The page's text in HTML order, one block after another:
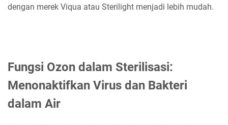
dengan merek Viqua atau Sterilight menjadi lebih mudah.
Fungsi Ozon dalam Sterilisasi:
Menonaktifkan Virus dan Bakteri
dalam Air